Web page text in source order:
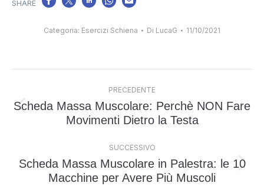
Categoria: Esercizi Schiena Di LucaG 11/10/2021
tra
i
PRECEDENTE
Post
Scheda Massa Muscolare: Perchè NON Fare
Movimenti Dietro la Testa
SUCCESSIVO
Prossimo
Scheda Massa Muscolare in Palestra: le 10
Macchine per Avere Più Muscoli